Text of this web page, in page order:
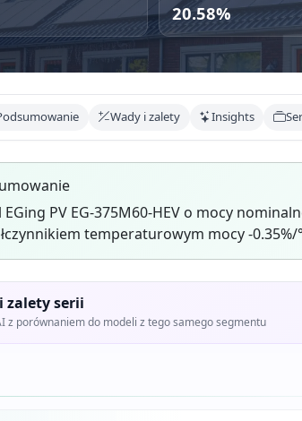
20.58%
Wady i zalety Insights
EGing PV EG-375M60-HEV o mocy
temperaturowym mocy -
zalety serii
z porównaniem do modeli z tego samego segmentu